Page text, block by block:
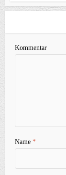
Kommentar
Name*